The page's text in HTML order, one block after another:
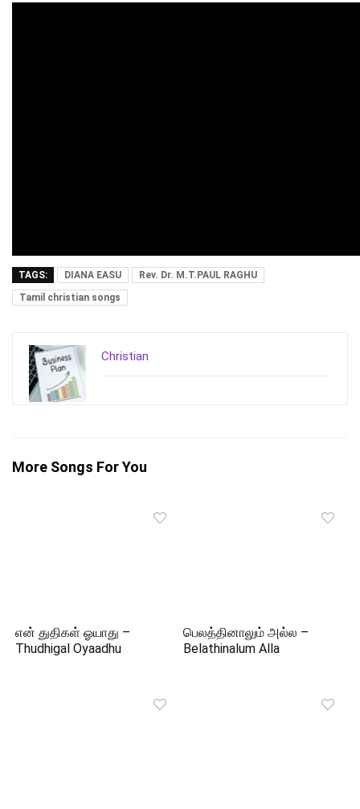
TAGS: DIANA EASU
Rev. Dr. M.T.PAUL RAGHU
Tamil christian songs
Christian
More Songs For You
என் துதிகள் ஓயாது –
Thudhigal Oyaadhu
பெலத்தினாலும் அல்ல –
Belathinalum Alla